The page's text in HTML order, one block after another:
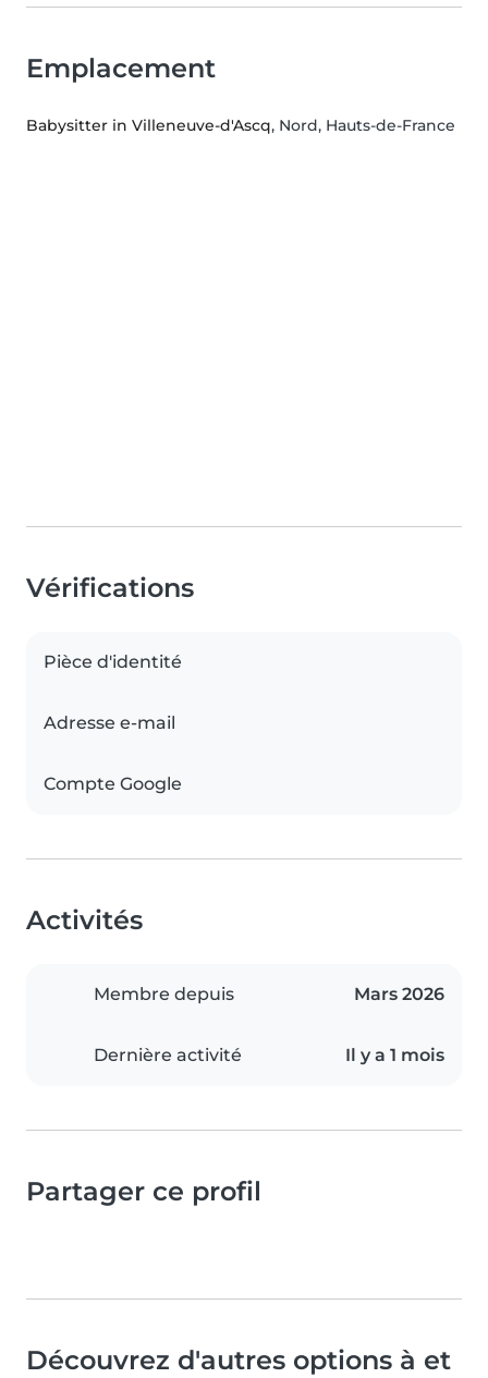
Emplacement
Babysitter in Villeneuve-d'Ascq, Nord, Hauts-de-France
Vérifications
Pièce d'identité
Adresse e-mail
Compte Google
Activités
Membre depuis Mars 2026
Dernière activité Il y a 1 mois
Partager ce profil
Découvrez d'autres options à et